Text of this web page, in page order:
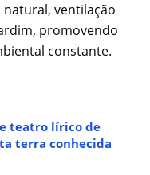
ventilação
promovendo
constante.
teatro lírico de
terra conhecida